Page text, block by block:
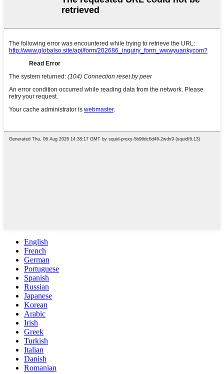
English
French
German
Portuguese
Spanish
Russian
Japanese
Korean
Arabic
Irish
Greek
Turkish
Italian
Danish
Romanian